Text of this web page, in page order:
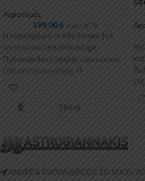
Αεροτομές
199,00€ συμπ. ΦΠΑ
Η αεροτομή για το Alfa Romeo 156
κατασκευάζεται από σκληρή
Πολυουρεθάνη υψηλής πιέσεως και
ΟΧΙ από πολυεστέρα. Η
Πολυουρεθάνη είναι
Η
Fixing
ΑΝΔΡΕΑ ΠΑΠΑΝΔΡΕΟΥ 20 ‘ΙΛΙΟΝ